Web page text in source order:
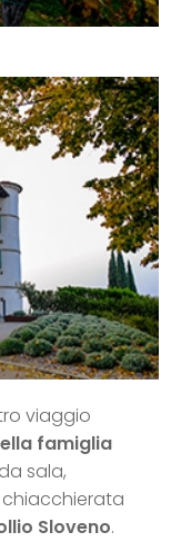
viaggio
famiglia
sala,
Sloveno.